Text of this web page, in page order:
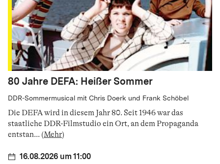
80 Jahre DEFA: Heißer Sommer
DDR-Sommermusical mit Chris Doerk und Frank Schöbel
Die DEFA wird in diesem Jahr 80. Seit 1946 war das
staatliche DDR-Filmstudio ein Ort, an dem Propaganda
entstan... (Mehr)
16.08.2026 um 11:00